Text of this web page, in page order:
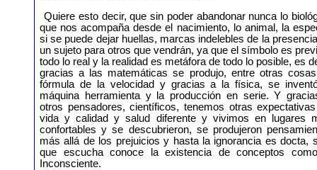
Quiere esto decir, que sin poder abandonar nunca lo
que nos acompaña desde el nacimiento, lo animal, la
si se puede dejar huellas, marcas indelebles de la
un sujeto para otros que vendrán, ya que el símbolo es
todo lo real y la realidad es metáfora de todo lo posible, es
gracias a las matemáticas se produjo, entre otras
fórmula de la velocidad y gracias a la física, se
máquina herramienta y la producción en serie. Y
otros pensadores, científicos, tenemos otras
vida y calidad y salud diferente y vivimos en lugares
confortables y se descubrieron, se produjeron
más allá de los prejuicios y hasta la ignorancia es docta,
que escucha conoce la existencia de conceptos
Inconsciente.